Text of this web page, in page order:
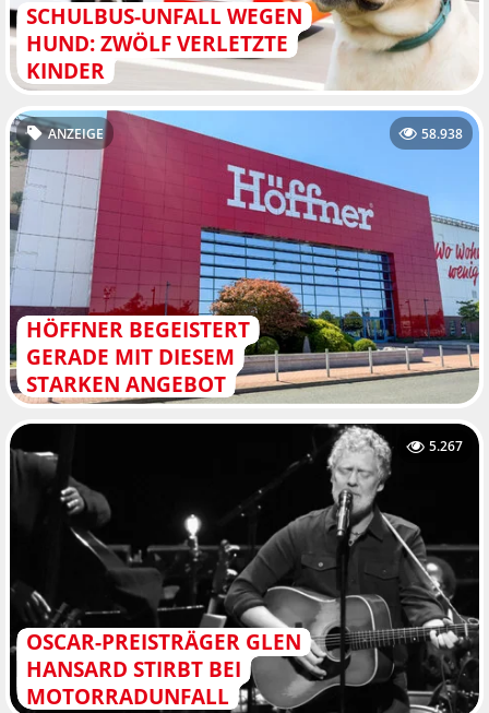
SCHULBUS-UNFALL WEGEN
HUND: ZWÖLF VERLETZTE
KINDER
HÖFFNER BEGEISTERT
GERADE MIT DIESEM
STARKEN ANGEBOT
ANZEIGE 58.938
OSCAR-PREISTRÄGER GLEN
HANSARD STIRBT BEI
MOTORRADUNFALL
5.267